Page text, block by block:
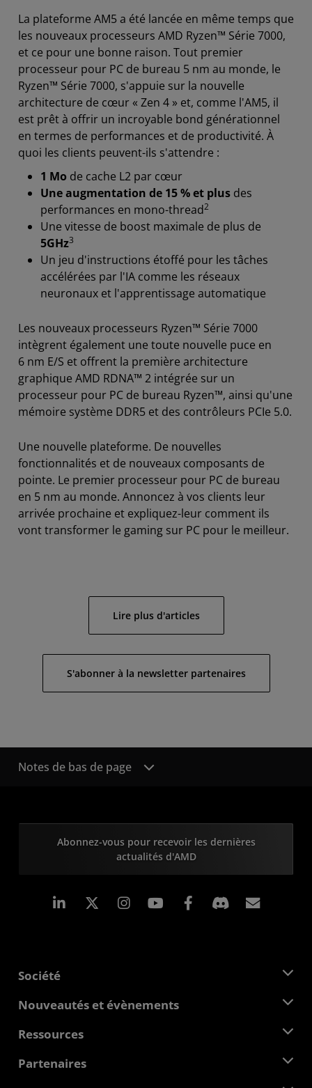
La plateforme AM5 a été lancée en même temps que
les nouveaux processeurs AMD Ryzen™ Série 7000,
et ce pour une bonne raison. Tout premier
processeur pour PC de bureau 5 nm au monde, le
Ryzen™ Série 7000, s'appuie sur la nouvelle
architecture de cœur « Zen 4 » et, comme l'AM5, il
est prêt à offrir un incroyable bond générationnel
en termes de performances et de productivité. À
quoi les clients peuvent-ils s'attendre :
1 Mo de cache L2 par cœur
Une augmentation de 15 % et plus des
performances en mono-thread2
Une vitesse de boost maximale de plus de
5GHz3
Un jeu d'instructions étoffé pour les tâches
accélérées par l'IA comme les réseaux
neuronaux et l'apprentissage automatique
Les nouveaux processeurs Ryzen™ Série 7000
intègrent également une toute nouvelle puce en
6 nm E/S et offrent la première architecture
graphique AMD RDNA™ 2 intégrée sur un
processeur pour PC de bureau Ryzen™, ainsi qu'une
mémoire système DDR5 et des contrôleurs PCIe 5.0.
Une nouvelle plateforme. De nouvelles
fonctionnalités et de nouveaux composants de
pointe. Le premier processeur pour PC de bureau
en 5 nm au monde. Annoncez à vos clients leur
arrivée prochaine et expliquez-leur comment ils
vont transformer le gaming sur PC pour le meilleur.
Lire plus d'articles
S'abonner à la newsletter partenaires
Notes de bas de page
Abonnez-vous pour recevoir les dernières
actualités d'AMD
LinkedIn Instagram Facebook
Société
À propos d'AMD
Responsabilité d'entreprise
Carrières
Nous contacter
Nouveautés et évènements
Salle de presse
Médiathèque
Ressources
Centre pour les développeurs
Partenaires